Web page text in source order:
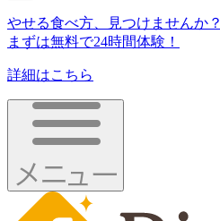
やせる食べ方、見つけませんか？
まずは無料で24時間体験！
詳細はこちら